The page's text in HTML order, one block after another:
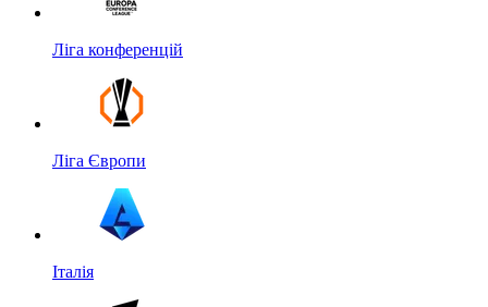
Ліга конференцій
Ліга Європи
Італія